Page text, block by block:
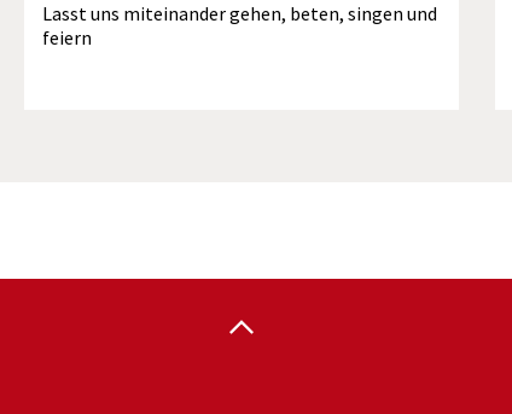
Lasst uns miteinander gehen, beten, singen und
feiern